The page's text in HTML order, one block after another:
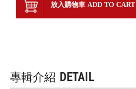
放入購物車 ADD TO CART
專輯介紹 DETAIL